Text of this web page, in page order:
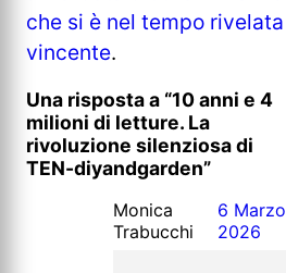
che si è nel tempo rivelata
vincente.
Una risposta a “10 anni e 4
milioni di letture. La
rivoluzione silenziosa di
TEN-diyandgarden”
Monica
Trabucchi
6 Marzo
2026